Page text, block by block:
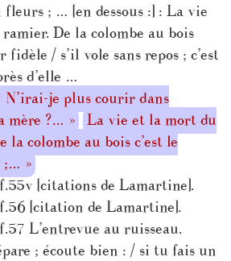
fleurs ; … [en dessous :] : La vie
De la colombe au bois
fidèle / s’il vole sans repos ; c’est
d’elle …
N’irai-je plus courir dans
mère ?… »
La vie et la mort du
colombe au bois c’est le
;… »
[citations de Lamartine].
[citation de Lamartine].
L’entrevue au ruisseau.
; écoute bien : / si tu fais un